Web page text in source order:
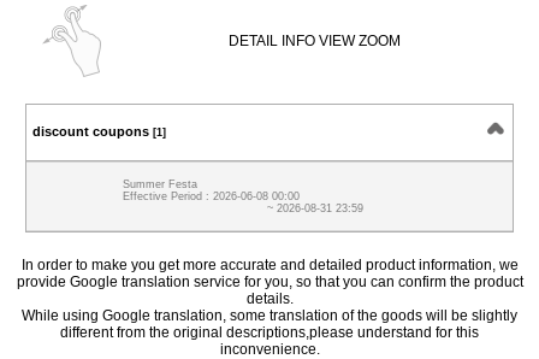
DETAIL INFO VIEW ZOOM
discount coupons [1]
Summer Festa
Effective Period : 2026-06-08 00:00
~ 2026-08-31 23:59
In order to make you get more accurate and detailed product information, we
provide Google translation service for you, so that you can confirm the product
details.
While using Google translation, some translation of the goods will be slightly
different from the original descriptions,please understand for this
inconvenience.